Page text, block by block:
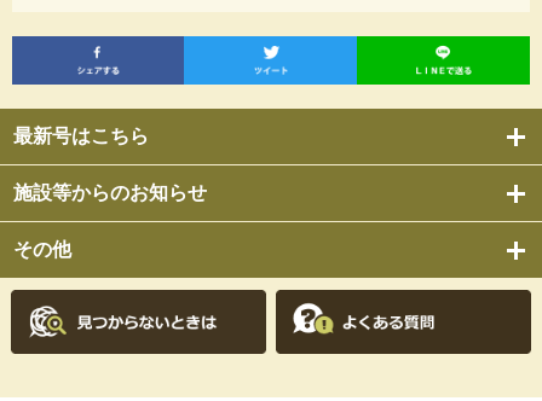
最新号はこちら
施設等からのお知らせ
その他